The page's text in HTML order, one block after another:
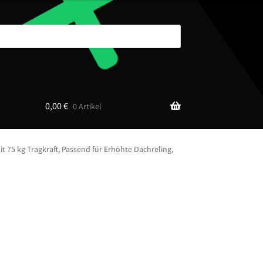
0,00€ 0 Artikel
75 kg Tragkraft, Passend für Erhöhte Dachreling,